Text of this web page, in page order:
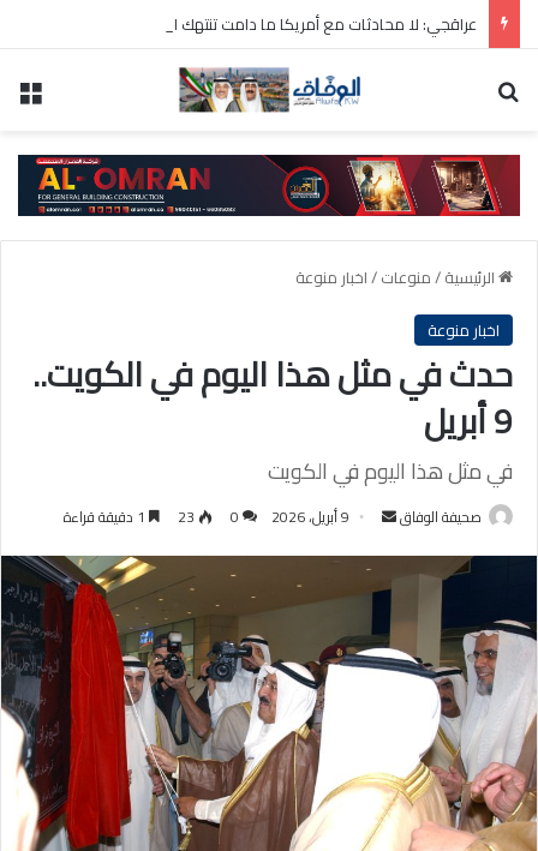
عراقجي: لا محادثات مع أمريكا ما دامت تنتهك الاتفاق المؤقت
الرئيسية/منوعات/اخبار منوعة
اخبار منوعة
حدث في مثل هذا اليوم في الكويت..
9 أبريل
في مثل هذا اليوم في الكويت
صحيفة الوفاق
أرسل
إلكترونيا
9 أبريل، 2026 0
23